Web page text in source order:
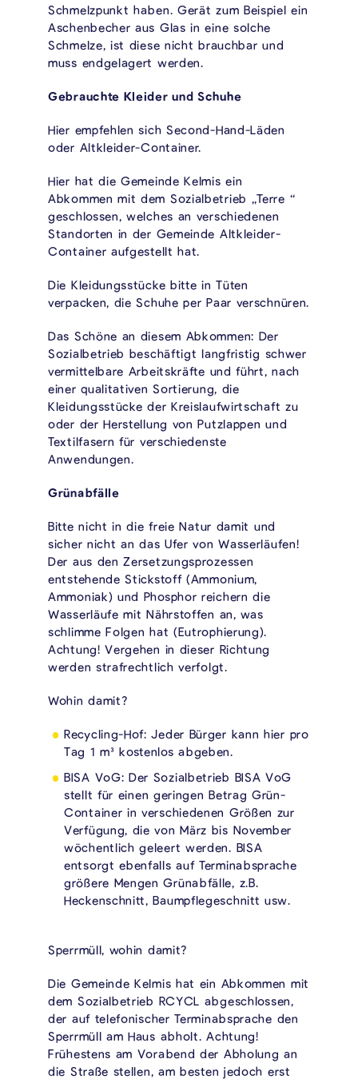
Schmelzpunkt haben. Gerät zum Beispiel ein
Aschenbecher aus Glas in eine solche
Schmelze, ist diese nicht brauchbar und
muss endgelagert werden.
Gebrauchte Kleider und Schuhe
Hier empfehlen sich Second-Hand-Läden
oder Altkleider-Container.
Hier hat die Gemeinde Kelmis ein
Abkommen mit dem Sozialbetrieb „Terre “
geschlossen, welches an verschiedenen
Standorten in der Gemeinde Altkleider-
Container aufgestellt hat.
Die Kleidungsstücke bitte in Tüten
verpacken, die Schuhe per Paar verschnüren.
Das Schöne an diesem Abkommen: Der
Sozialbetrieb beschäftigt langfristig schwer
vermittelbare Arbeitskräfte und führt, nach
einer qualitativen Sortierung, die
Kleidungsstücke der Kreislaufwirtschaft zu
oder der Herstellung von Putzlappen und
Textilfasern für verschiedenste
Anwendungen.
Grünabfälle
Bitte nicht in die freie Natur damit und
sicher nicht an das Ufer von Wasserläufen!
Der aus den Zersetzungsprozessen
entstehende Stickstoff (Ammonium,
Ammoniak) und Phosphor reichern die
Wasserläufe mit Nährstoffen an, was
schlimme Folgen hat (Eutrophierung).
Achtung! Vergehen in dieser Richtung
werden strafrechtlich verfolgt.
Wohin damit?
Recycling-Hof: Jeder Bürger kann hier pro
Tag 1 m³ kostenlos abgeben.
BISA VoG: Der Sozialbetrieb BISA VoG
stellt für einen geringen Betrag Grün-
Container in verschiedenen Größen zur
Verfügung, die von März bis November
wöchentlich geleert werden. BISA
entsorgt ebenfalls auf Terminabsprache
größere Mengen Grünabfälle, z.B.
Heckenschnitt, Baumpflegeschnitt usw.
Sperrmüll, wohin damit?
Die Gemeinde Kelmis hat ein Abkommen mit
dem Sozialbetrieb RCYCL abgeschlossen,
der auf telefonischer Terminabsprache den
Sperrmüll am Haus abholt. Achtung!
Frühestens am Vorabend der Abholung an
die Straße stellen, am besten jedoch erst